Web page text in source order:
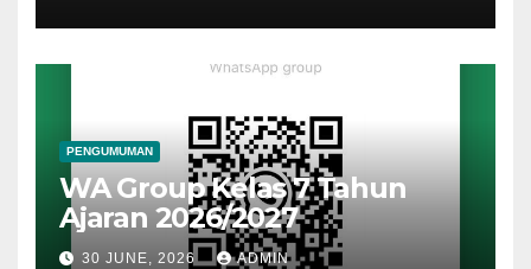
PENGUMUMAN
WA Group Kelas 7 Tahun
Ajaran 2026/2027
30 JUNE, 2026 ADMIN